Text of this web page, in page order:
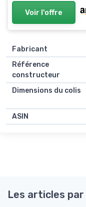
Voir l'offre
Fabricant
Référence
constructeur
Dimensions du colis
ASIN
Les articles